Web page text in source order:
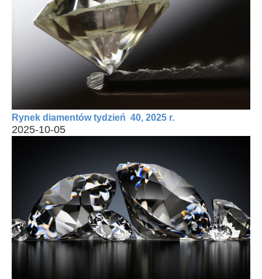
Rynek diamentów tydzień 40, 2025 r.
2025-10-05